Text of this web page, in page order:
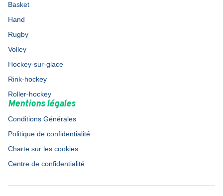
Basket
Hand
Rugby
Volley
Hockey-sur-glace
Rink-hockey
Roller-hockey
Mentions légales
Conditions Générales
Politique de confidentialité
Charte sur les cookies
Centre de confidentialité